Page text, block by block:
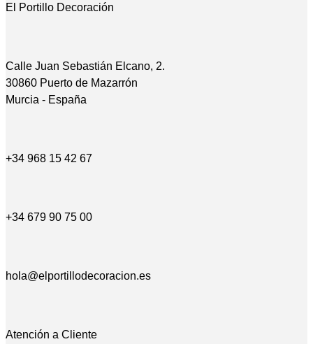
El Portillo Decoración
Calle Juan Sebastián Elcano, 2.
30860 Puerto de Mazarrón
Murcia - España
+34 968 15 42 67
+34 679 90 75 00
hola@elportillodecoracion.es
Atención a Cliente